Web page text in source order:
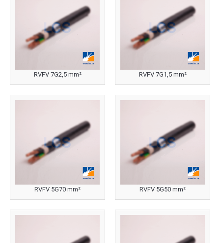
RVFV 7G2,5 mm² RVFV 7G1,5 mm²
RVFV 5G70 mm² RVFV 5G50 mm²